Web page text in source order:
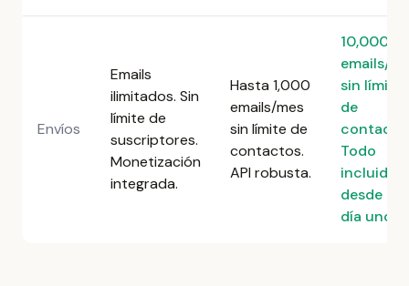
Envíos
Emails
ilimitados. Sin
límite de
suscriptores.
Monetización
integrada.
Hasta 1,000
emails/mes
sin límite de
contactos.
API robusta.
10,000
emails/
sin límite
de
Todo
incluido
desde el
día uno.